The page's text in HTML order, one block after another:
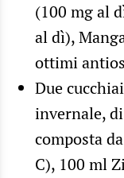
(100 mg al
al dì),
ottimi
Due
invernale,
composta
C), 100 ml